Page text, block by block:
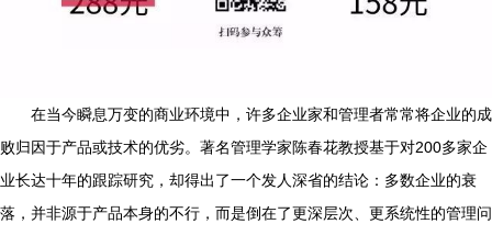
在当今瞬息万变的商业环境中，许多企业家和管理者常常将企业的成
败归因于产品或技术的优劣。著名管理学家陈春花教授基于对200多家企
业长达十年的跟踪研究，却得出了一个发人深省的结论：多数企业的衰
落，并非源于产品本身的不行，而是倒在了更深层次、更系统性的管理问